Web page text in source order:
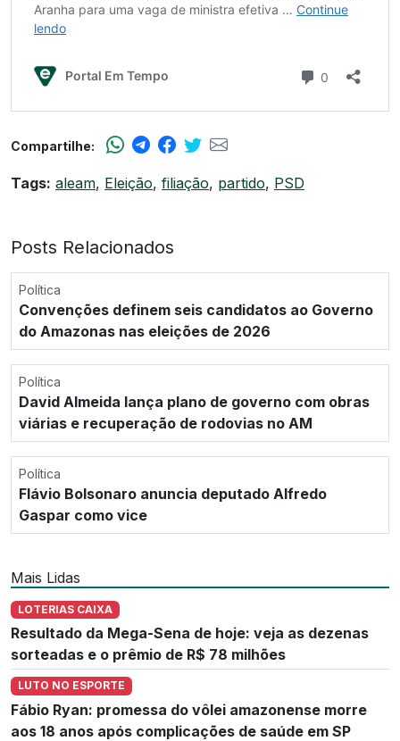
Compartilhe:
Tags: aleam, Eleição, filiação, partido, PSD
Posts Relacionados
Política
Convenções definem seis candidatos ao Governo
do Amazonas nas eleições de 2026
Política
David Almeida lança plano de governo com obras
viárias e recuperação de rodovias no AM
Política
Flávio Bolsonaro anuncia deputado Alfredo
Gaspar como vice
Mais Lidas
LOTERIAS CAIXA
Resultado da Mega-Sena de hoje: veja as dezenas
sorteadas e o prêmio de R$ 78 milhões
LUTO NO ESPORTE
Fábio Ryan: promessa do vôlei amazonense morre
aos 18 anos após complicações de saúde em SP